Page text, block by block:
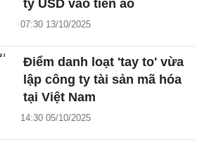
tỷ USD vào tiền ảo
07:30 13/10/2025
Điểm danh loạt 'tay to' vừa
lập công ty tài sản mã hóa
tại Việt Nam
14:30 05/10/2025